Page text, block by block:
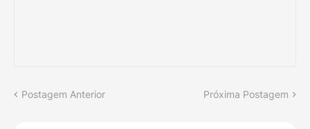
Postagem Anterior Próxima Postagem